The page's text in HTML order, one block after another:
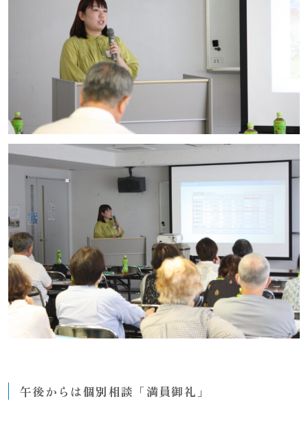
午後からは個別相談「満員御礼」